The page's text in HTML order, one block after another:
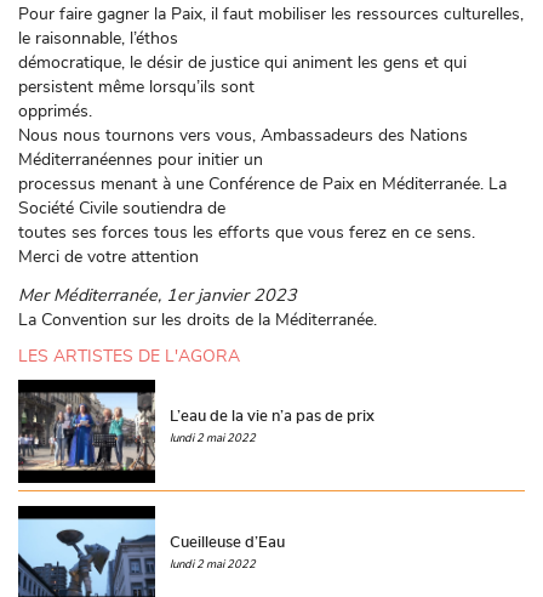
Pour faire gagner la Paix, il faut mobiliser les ressources culturelles,
le raisonnable, l’éthos
démocratique, le désir de justice qui animent les gens et qui
persistent même lorsqu’ils sont
opprimés.
Nous nous tournons vers vous, Ambassadeurs des Nations
Méditerranéennes pour initier un
processus menant à une Conférence de Paix en Méditerranée. La
Société Civile soutiendra de
toutes ses forces tous les efforts que vous ferez en ce sens.
Merci de votre attention
Mer Méditerranée, 1er janvier 2023
La Convention sur les droits de la Méditerranée.
LES ARTISTES DE L'AGORA
L’eau de la vie n’a pas de prix
lundi 2 mai 2022
Cueilleuse d’Eau
lundi 2 mai 2022